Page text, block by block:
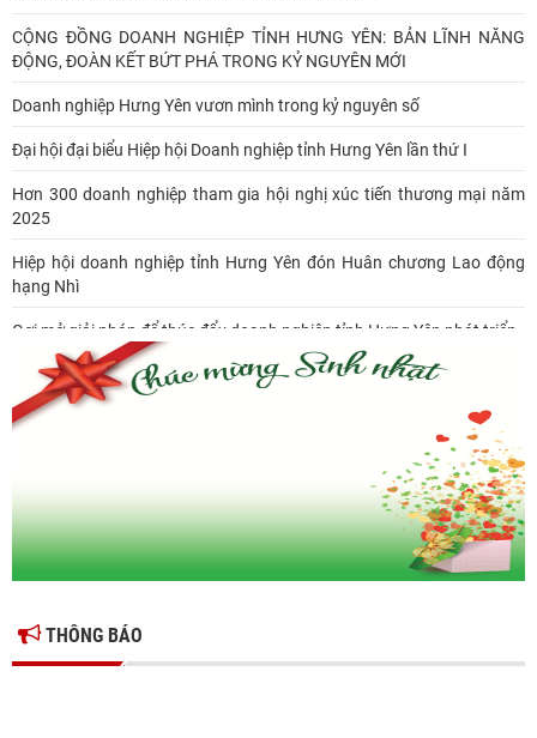
CỘNG ĐỒNG DOANH NGHIỆP TỈNH HƯNG YÊN: BẢN LĨNH NĂNG
ĐỘNG, ĐOÀN KẾT BỨT PHÁ TRONG KỶ NGUYÊN MỚI
Doanh nghiệp Hưng Yên vươn mình trong kỷ nguyên số
Đại hội đại biểu Hiệp hội Doanh nghiệp tỉnh Hưng Yên lần thứ I
Hơn 300 doanh nghiệp tham gia hội nghị xúc tiến thương mại năm
2025
Hiệp hội doanh nghiệp tỉnh Hưng Yên đón Huân chương Lao động
hạng Nhì
Gợi mở giải pháp để thúc đẩy doanh nghiệp tỉnh Hưng Yên phát triển
Ông Đỗ Văn Vẻ là Chủ tịch Hiệp hội Doanh nghiệp tỉnh Hưng Yên
Hiệp hội doanh nghiệp tỉnh Hưng Yên: Cập nhật chính sách thuế mới
THÔNG BÁO